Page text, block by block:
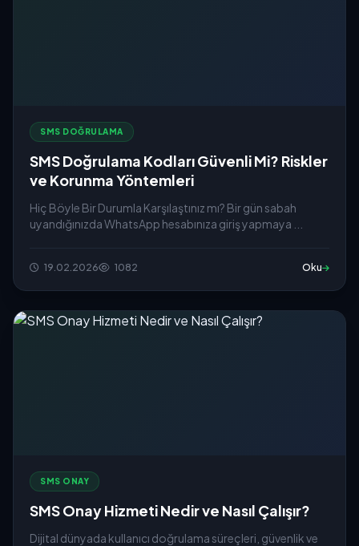
SMS DOĞRULAMA
SMS Doğrulama Kodları Güvenli Mi? Riskler
ve Korunma Yöntemleri
Hiç Böyle Bir Durumla Karşılaştınız mı? Bir gün sabah
uyandığınızda WhatsApp hesabınıza giriş yapmaya ...
19.02.2026 1082 Oku
SMS ONAY
SMS Onay Hizmeti Nedir ve Nasıl Çalışır?
Dijital dünyada kullanıcı doğrulama süreçleri, güvenlik ve